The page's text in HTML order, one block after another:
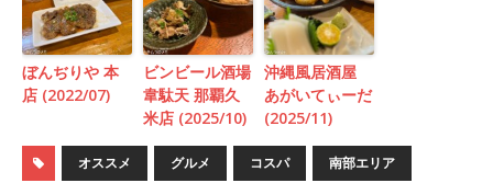
ぼんぢりや 本
店 (2022/07)
ビンビール酒場
韋駄天 那覇久
米店 (2025/10)
沖縄風居酒屋
あがいてぃーだ
(2025/11)
オススメ グルメ コスパ 南部エリア